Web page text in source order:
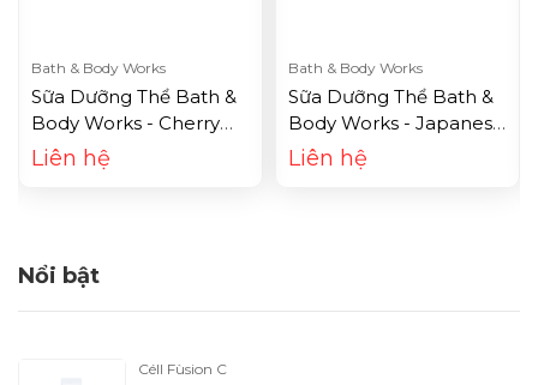
Bath & Body Works
Sữa Dưỡng Thể Bath &
Body Works - Cherry
Blossom (236ml)
Liên hệ
Bath & Body Works
Sữa Dưỡng Thể Bath &
Body Works - Japanese
Cherry Blossom (236ml)
Liên hệ
Nổi bật
Céll Fùsion C